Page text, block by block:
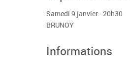
Samedi 9 janvier - 20h30
BRUNOY
Informations